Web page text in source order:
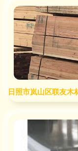
日照市岚山区联友木